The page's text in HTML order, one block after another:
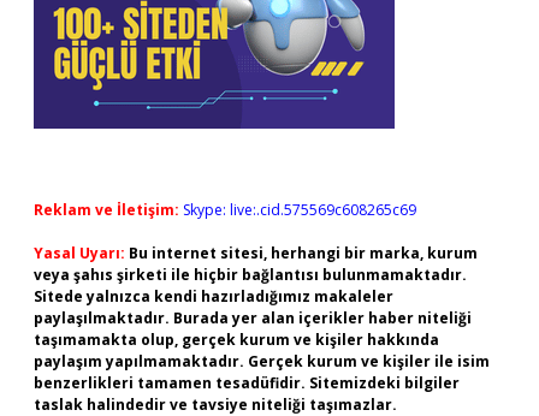
Reklam ve İletişim: Skype: live:.cid.575569c608265c69
Yasal Uyarı: Bu internet sitesi, herhangi bir marka, kurum
veya şahıs şirketi ile hiçbir bağlantısı bulunmamaktadır.
Sitede yalnızca kendi hazırladığımız makaleler
paylaşılmaktadır. Burada yer alan içerikler haber niteliği
taşımamakta olup, gerçek kurum ve kişiler hakkında
paylaşım yapılmamaktadır. Gerçek kurum ve kişiler ile isim
benzerlikleri tamamen tesadüfidir. Sitemizdeki bilgiler
taslak halindedir ve tavsiye niteliği taşımazlar.